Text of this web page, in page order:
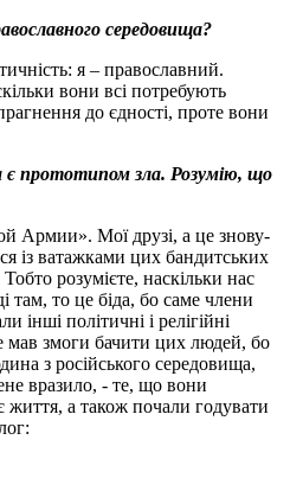
середовища?
я – православний.
вони всі потребують
до єдності, проте вони
є прототипом зла. Розумію, що
Армии». Мої друзі, а це знову-
із ватажками цих бандитських
розумієте, наскільки нас
то це біда, бо саме члени
політичні і релігійні
мав змоги бачити цих людей, бо
з російського середовища,
вразило, - те, що вони
а також почали годувати